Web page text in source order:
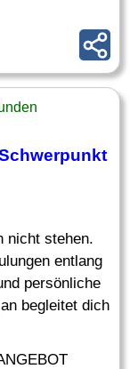
nicht stehen.
entlang
persönliche
begleitet dich